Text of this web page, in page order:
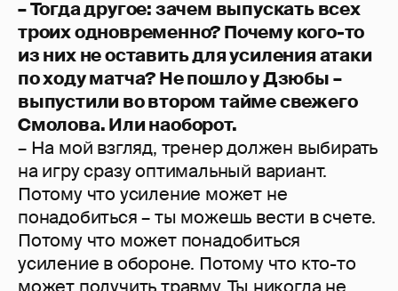
– Тогда другое: зачем выпускать всех
троих одновременно? Почему кого-то
из них не оставить для усиления атаки
по ходу матча? Не пошло у Дзюбы –
выпустили во втором тайме свежего
Смолова. Или наоборот.
– На мой взгляд, тренер должен выбирать
на игру сразу оптимальный вариант.
Потому что усиление может не
понадобиться – ты можешь вести в счете.
Потому что может понадобиться
усиление в обороне. Потому что кто-то